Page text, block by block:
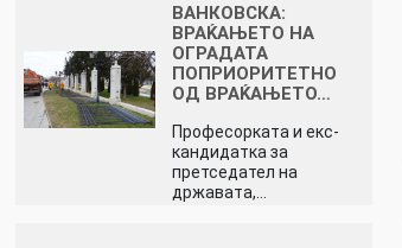
ВАНКОВСКА:
ВРАЌАЊЕТО НА
ОГРАДАТА
ПОПРИОРИТЕТНО
ОД ВРАЌАЊЕТО…
Професорката и екс-
кандидатка за
претседател на
државата,…